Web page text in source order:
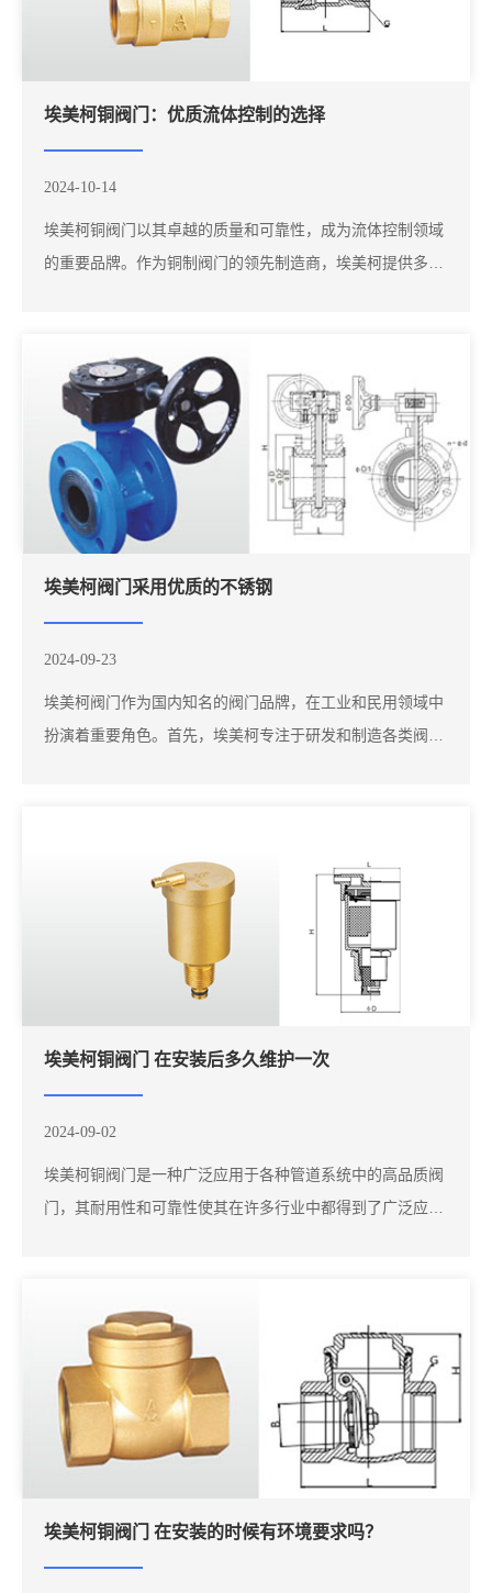
埃美柯铜阀门：优质流体控制的选择
2024-10-14
埃美柯铜阀门以其卓越的质量和可靠性，成为流体控制领域
的重要品牌。作为铜制阀门的领先制造商，埃美柯提供多种
的安全与高效流动，受到广大用户的青睐。埃美柯铜阀门的
设计充分考虑了实际应用中的需求。无论是球阀...
埃美柯阀门采用优质的不锈钢
2024-09-23
埃美柯阀门作为国内知名的阀门品牌，在工业和民用领域中
扮演着重要角色。首先，埃美柯专注于研发和制造各类阀
的生产设备和工艺，确保阀门的质量和性能符...
埃美柯铜阀门 在安装后多久维护一次
2024-09-02
埃美柯铜阀门是一种广泛应用于各种管道系统中的高品质阀
门，其耐用性和可靠性使其在许多行业中都得到了广泛应
括阀门的密封性、操作是否顺畅以及是否存在漏...
埃美柯铜阀门 在安装的时候有环境要求吗？